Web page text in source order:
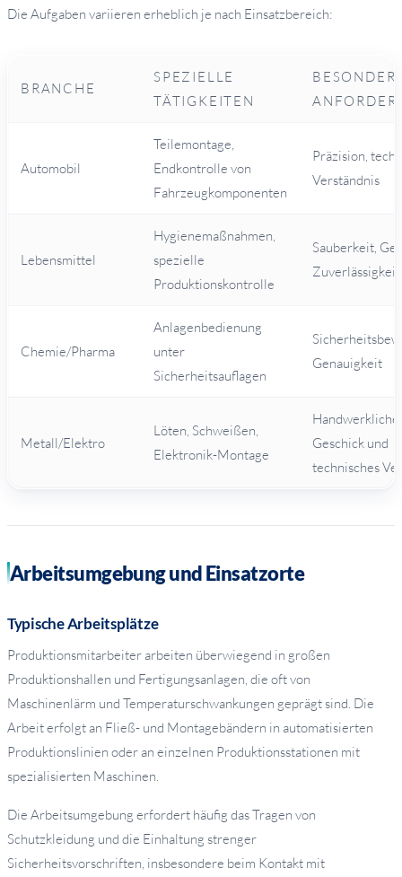
Die Aufgaben variieren erheblich je nach Einsatzbereich:
BRANCHE
SPEZIELLE
TÄTIGKEITEN
Automobil
Teilemontage,
Endkontrolle von
Fahrzeugkomponenten
Präzision,
Verständnis
Lebensmittel
Hygienemaßnahmen,
spezielle
Produktionskontrolle
Sauberkeit,
Zuverlässigkeit
Chemie/Pharma
Anlagenbedienung
unter
Sicherheitsauflagen
Genauigkeit
Metall/Elektro
Löten, Schweißen,
Elektronik-Montage
Geschick und
technisches
Arbeitsumgebung und Einsatzorte
Typische Arbeitsplätze
Produktionsmitarbeiter arbeiten überwiegend in großen
Produktionshallen und Fertigungsanlagen, die oft von
Maschinenlärm und Temperaturschwankungen geprägt sind. Die
Arbeit erfolgt an Fließ- und Montagebändern in automatisierten
Produktionslinien oder an einzelnen Produktionsstationen mit
spezialisierten Maschinen.
Die Arbeitsumgebung erfordert häufig das Tragen von
Schutzkleidung und die Einhaltung strenger
Sicherheitsvorschriften, insbesondere beim Kontakt mit